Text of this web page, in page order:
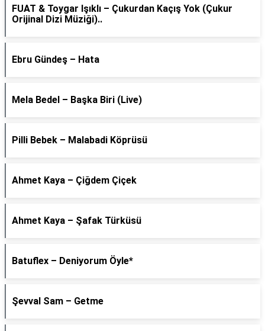
FUAT & Toygar Işıklı – Çukurdan Kaçış Yok (Çukur
Orijinal Dizi Müziği)..
Ebru Gündeş – Hata
Mela Bedel – Başka Biri (Live)
Pilli Bebek – Malabadi Köprüsü
Ahmet Kaya – Çiğdem Çiçek
Ahmet Kaya – Şafak Türküsü
Batuflex – Deniyorum Öyle*
Şevval Sam – Getme